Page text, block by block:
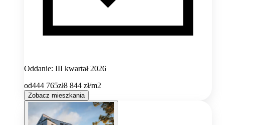
Oddanie: III kwartał 2026
od444 765zł8 844 zł/m2
Zobacz mieszkania